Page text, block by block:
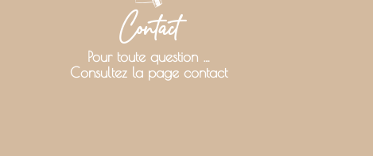
Contact
Pour toute question …
Consultez la page contact